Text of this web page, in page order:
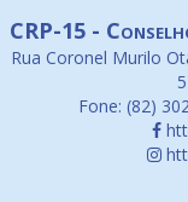
CRP-15 -
Rua Coronel Murilo
Fone: (82)